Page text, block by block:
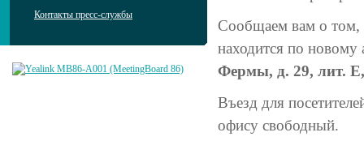
Контакты пресс-службы
Сообщаем вам о
находится по новому
Фермы, д. 29, лит.
Въезд для
офису свободный.